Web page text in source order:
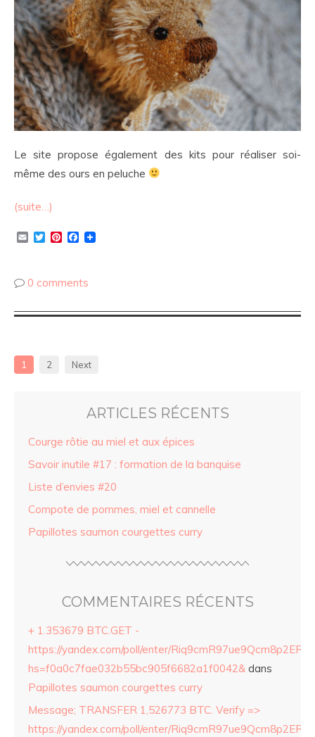
Le site propose également des kits pour réaliser soi-
même des ours en peluche
(suite…)
EmailTwitterPinterestFacebook
0 comments
1 2 Next
ARTICLES RÉCENTS
Courge rôtie au miel et aux épices
Savoir inutile #17 : formation de la banquise
Liste d’envies #20
Compote de pommes, miel et cannelle
Papillotes saumon courgettes curry
COMMENTAIRES RÉCENTS
+ 1.353679 BTC.GET -
https://yandex.com/poll/enter/
hs=f0a0c7fae032b55bc905f6682a1f0042& dans
Papillotes saumon courgettes curry
Message; TRANSFER 1,526773 BTC. Verify =>
https://yandex.com/poll/enter/